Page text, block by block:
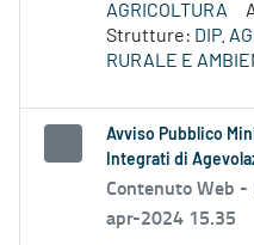
AGRICOLTURA
Strutture: DIP.
RURALE E
Avviso Pubblico
Integrati di
Contenuto Web -
apr-2024 15.35